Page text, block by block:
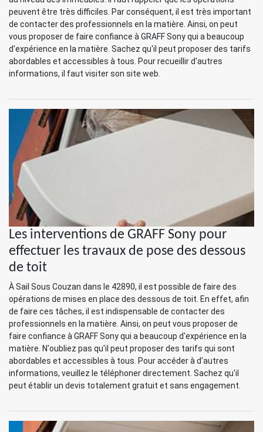
peuvent être très difficiles. Par conséquent, il est très important
de contacter des professionnels en la matière. Ainsi, on peut
vous proposer de faire confiance à GRAFF Sony qui a beaucoup
d'expérience en la matière. Sachez qu'il peut proposer des tarifs
abordables et accessibles à tous. Pour recueillir d'autres
informations, il faut visiter son site web.
Les interventions de GRAFF Sony pour
effectuer les travaux de pose des dessous
de toit
À Sail Sous Couzan dans le 42890, il est possible de faire des
opérations de mises en place des dessous de toit. En effet, afin
de faire ces tâches, il est indispensable de contacter des
professionnels en la matière. Ainsi, on peut vous proposer de
faire confiance à GRAFF Sony qui a beaucoup d'expérience en la
matière. N'oubliez pas qu'il peut proposer des tarifs qui sont
abordables et accessibles à tous. Pour accéder à d'autres
informations, veuillez le téléphoner directement. Sachez qu'il
peut établir un devis totalement gratuit et sans engagement.